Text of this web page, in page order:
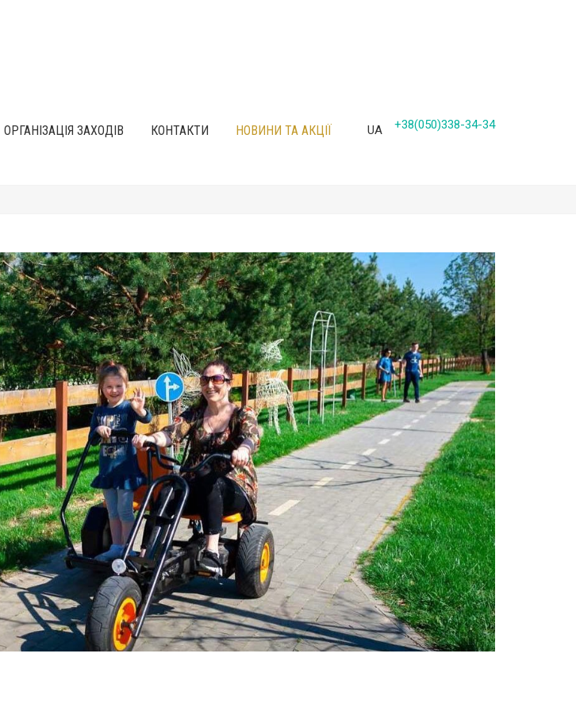
ОРГАНІЗАЦІЯ ЗАХОДІВ КОНТАКТИ НОВИНИ ТА АКЦІЇ UA +38(050)338-34-34